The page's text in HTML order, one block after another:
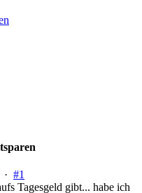
#1
Tagesgeld gibt... habe ich